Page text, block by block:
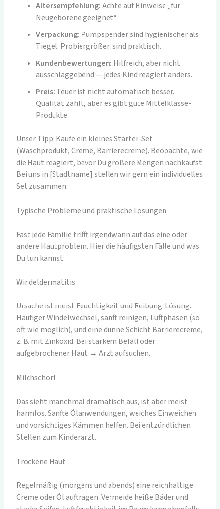
Altersempfehlung:Achte auf Hinweise „für
Neugeborene geeignet“.
Verpackung: Pumpspender sind hygienischer als
Tiegel. Probiergrößen sind praktisch.
Kundenbewertungen: Hilfreich, aber nicht
ausschlaggebend — jedes Kind reagiert anders.
Preis: Teuer ist nicht automatisch besser.
Qualität zählt, aber es gibt gute Mittelklasse-
Produkte.
Unser Tipp: Kaufe ein kleines Starter-Set
(Waschprodukt, Creme, Barrierecreme). Beobachte, wie
die Haut reagiert, bevor Du größere Mengen nachkaufst.
Bei uns in [Stadtname] stellen wir gern ein individuelles
Set zusammen.
Typische Probleme und praktische Lösungen
Fast jede Familie trifft irgendwann auf das eine oder
andere Hautproblem. Hier die häufigsten Fälle und was
Du tun kannst:
Windeldermatitis
Ursache ist meist Feuchtigkeit und Reibung. Lösung:
Häufiger Windelwechsel, sanft reinigen, Luftphasen (so
oft wie möglich), und eine dünne Schicht Barrierecreme,
z. B. mit Zinkoxid. Bei starkem Befall oder
aufgebrochener Haut → Arzt aufsuchen.
Milchschorf
Das sieht manchmal dramatisch aus, ist aber meist
harmlos. Sanfte Ölanwendungen, weiches Einweichen
und vorsichtiges Kämmen helfen. Bei entzündlichen
Stellen zum Kinderarzt.
Trockene Haut
Regelmäßig (morgens und abends) eine reichhaltige
Creme oder Öl auftragen. Vermeide heiße Bäder und